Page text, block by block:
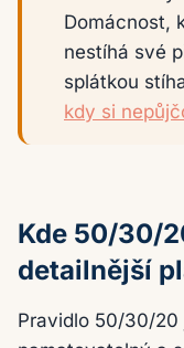
Domácnost,
nestíhá své
splátkou
kdy si
Kde 50/30/
detailnější
Pravidlo 50/30/